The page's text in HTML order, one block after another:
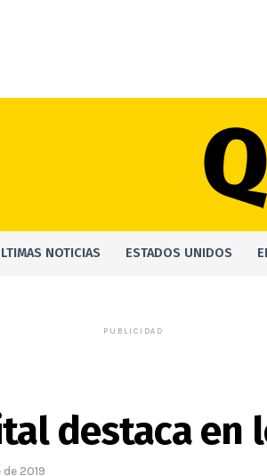
NOTICIAS ESTADOS UNIDOS
PUBLICIDAD
destaca en
2019